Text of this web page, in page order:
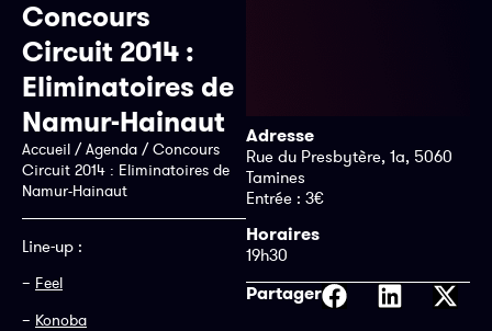
Concours
Circuit 2014 :
Eliminatoires de
Namur-Hainaut
Accueil /Agenda /Concours
Circuit 2014 : Eliminatoires de
Namur-Hainaut
Line-up :
– Feel
– Konoba
Adresse
Rue du Presbytère, 1a, 5060
Tamines
Entrée : 3€
Horaires
19h30
Partager